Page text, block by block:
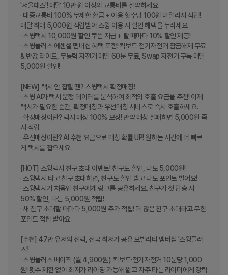
'서울패스'! 매달 10만 원 이상의 교통비를 절약하세요.
· 대중교통비 100% 무제한 환급 + 이용 횟수당 100원 마일리지 적립!
매달 최대 5,000원 적립받아 스윙 이용 시 할인 혜택을 누리세요.
· 스윙택시 10,000원 할인 쿠폰 지급 + 탈 때마다 10% 할인 제공!
· 스윙플러스 에센셜 멤버십 혜택 포함! 킥보드·전기자전거 잠금해제 무료
& 반값 라이드, 무동력 자전거 매일 60분 무료, Swap 자전거 구독 매달
5,000원 할인!
[NEW] 택시 안 잡힐 땐? 스윙택시 확정매칭!
· 스윙 AI가 택시 운행 데이터를 분석하여 최적의 호출 요금을 추천! 이제
택시가 필요한 순간, 확정매칭과 우선매칭 서비스로 즉시 호출하세요.
· 확정매칭이란? 택시 매칭 100% 보장! 만약 매칭 실패하면 5,000원 즉
시 적립
· 우선매칭이란? AI 추천 요금으로 매칭 확률 UP! 원하는 시간에 더 빠르
게 택시를 잡으세요.
[HOT] 스윙택시 친구 초대 이벤트! 친구도 할인, 나도 5,000원!
· 스윙택시 타고 친구 초대하면, 친구도 할인 받고 나도 포인트 벌어요!
· 스윙택시가 처음인 친구에게 링크를 공유하세요. 친구가 첫 탑승 시
50% 할인, 나는 5,000원 적립!
· 새 친구 초대할 때마다 5,000원 추가 적립! 더 많은 친구 초대하고 무한
포인트 적립 받아요.
[추천] 47만 유저의 선택, 전국 최저가 공유 모빌리티 멤버십 '스윙플러
스'!
· 스윙플러스 베이직 (월 4,900원): 킥보드·전기자전거 10분당 1,000
원! 횟수 제한 없이 최저가 라이딩 가능해 짧고 자주 타는 라이더에게 강력